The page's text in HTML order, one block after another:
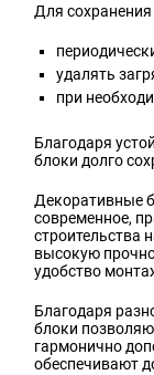
Для
удалять
при
Благодаря
блоки долго
Декоративные
современное,
строительства
высокую
удобство
Благодаря
блоки
гармонично
обеспечивают